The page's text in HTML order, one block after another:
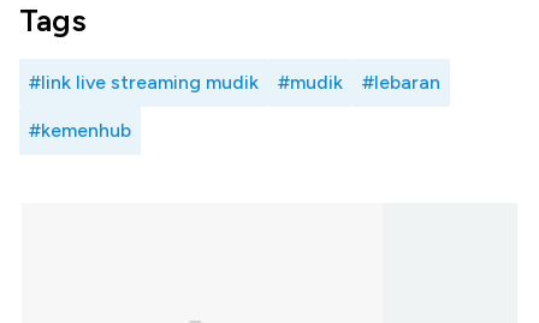
Tags
#link live streaming mudik #mudik #lebaran
#kemenhub